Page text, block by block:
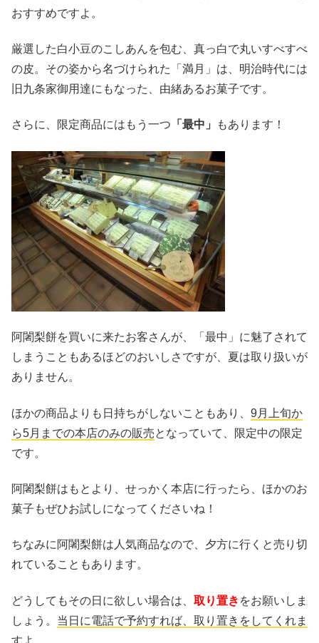
おすすめですよ。
厳選した白小豆のこしあんを包む、真っ白で丸いすべすべ
の皮。その姿から名づけられた「満月」は、明治時代には
旧九条家御用達にもなった、由緒あるお菓子です。
さらに、限定商品にはもう一つ 「最中」 もあります！
阿闍梨餅を買いに来たお客さんが、「最中」に魅了されて
しまうこともあるほどのおいしさですが、夏は取り扱いが
ありません。
ほかの商品よりも日持ちがしないこともあり、 9月上旬か
ら5月までの本店のみの販売となっていて、限定中の限定
です。
阿闍梨餅はもとより、せっかく本店に行ったら、ほかのお
菓子もぜひお試しになってくださいね！
ちなみに阿闍梨餅は人気商品なので、夕方に行くと売り切
れていることもあります。
どうしてもその日に欲しい場合は、 取り置き をお願いしま
しょう。 当日に電話で予約すれば、取り置きをしてくれま
すよ。